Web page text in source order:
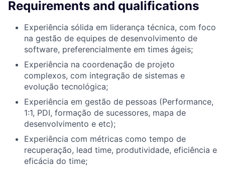
Requirements and qualifications
Experiência sólida em liderança técnica, com foco
na gestão de equipes de desenvolvimento de
software, preferencialmente em times ágeis;
Experiência na coordenação de projeto
complexos, com integração de sistemas e
evolução tecnológica;
Experiência em gestão de pessoas (Performance,
1:1, PDI, formação de sucessores, mapa de
desenvolvimento e etc);
Experiência com métricas como tempo de
recuperação, lead time, produtividade, eficiência e
eficácia do time;